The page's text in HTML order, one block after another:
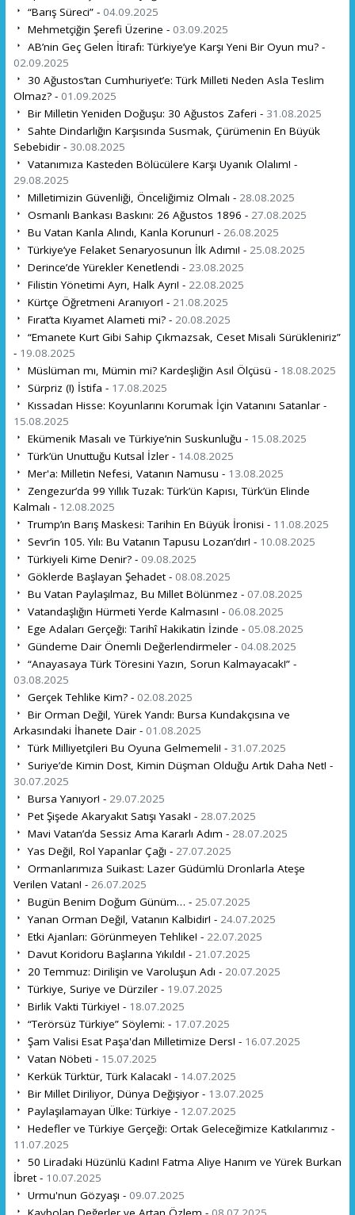
“Barış Süreci” - 04.09.2025
Mehmetçiğin Şerefi Üzerine - 03.09.2025
AB’nin Geç Gelen İtirafı: Türkiye’ye Karşı Yeni Bir Oyun mu? -
02.09.2025
30 Ağustos’tan Cumhuriyet’e: Türk Milleti Neden Asla Teslim
Olmaz? - 01.09.2025
Bir Milletin Yeniden Doğuşu: 30 Ağustos Zaferi - 31.08.2025
Sahte Dindarlığın Karşısında Susmak, Çürümenin En Büyük
Sebebidir - 30.08.2025
Vatanımıza Kasteden Bölücülere Karşı Uyanık Olalım! -
29.08.2025
Milletimizin Güvenliği, Önceliğimiz Olmalı - 28.08.2025
Osmanlı Bankası Baskını: 26 Ağustos 1896 - 27.08.2025
Bu Vatan Kanla Alındı, Kanla Korunur! - 26.08.2025
Türkiye’ye Felaket Senaryosunun İlk Adımı! - 25.08.2025
Derince’de Yürekler Kenetlendi - 23.08.2025
Filistin Yönetimi Ayrı, Halk Ayrı! - 22.08.2025
Kürtçe Öğretmeni Aranıyor! - 21.08.2025
Fırat’ta Kıyamet Alameti mi? - 20.08.2025
“Emanete Kurt Gibi Sahip Çıkmazsak, Ceset Misali Sürükleniriz”
- 19.08.2025
Müslüman mı, Mümin mi? Kardeşliğin Asıl Ölçüsü - 18.08.2025
Sürpriz (!) İstifa - 17.08.2025
Kıssadan Hisse: Koyunlarını Korumak İçin Vatanını Satanlar -
15.08.2025
Ekümenik Masalı ve Türkiye’nin Suskunluğu - 15.08.2025
Türk’ün Unuttuğu Kutsal İzler - 14.08.2025
Mer'a: Milletin Nefesi, Vatanın Namusu - 13.08.2025
Zengezur’da 99 Yıllık Tuzak: Türk’ün Kapısı, Türk’ün Elinde
Kalmalı - 12.08.2025
Trump’ın Barış Maskesi: Tarihin En Büyük İronisi - 11.08.2025
Sevr’in 105. Yılı: Bu Vatanın Tapusu Lozan’dır! - 10.08.2025
Türkiyeli Kime Denir? - 09.08.2025
Göklerde Başlayan Şehadet - 08.08.2025
Bu Vatan Paylaşılmaz, Bu Millet Bölünmez - 07.08.2025
Vatandaşlığın Hürmeti Yerde Kalmasın! - 06.08.2025
Ege Adaları Gerçeği: Tarihî Hakikatin İzinde - 05.08.2025
Gündeme Dair Önemli Değerlendirmeler - 04.08.2025
“Anayasaya Türk Töresini Yazın, Sorun Kalmayacak!” -
03.08.2025
Gerçek Tehlike Kim? - 02.08.2025
Bir Orman Değil, Yürek Yandı: Bursa Kundakçısına ve
Arkasındaki İhanete Dair - 01.08.2025
Türk Milliyetçileri Bu Oyuna Gelmemeli! - 31.07.2025
Suriye’de Kimin Dost, Kimin Düşman Olduğu Artık Daha Net! -
30.07.2025
Bursa Yanıyor! - 29.07.2025
Pet Şişede Akaryakıt Satışı Yasak! - 28.07.2025
Mavi Vatan’da Sessiz Ama Kararlı Adım - 28.07.2025
Yas Değil, Rol Yapanlar Çağı - 27.07.2025
Ormanlarımıza Suikast: Lazer Güdümlü Dronlarla Ateşe
Verilen Vatan! - 26.07.2025
Bugün Benim Doğum Günüm… - 25.07.2025
Yanan Orman Değil, Vatanın Kalbidir! - 24.07.2025
Etki Ajanları: Görünmeyen Tehlike! - 22.07.2025
Davut Koridoru Başlarına Yıkıldı! - 21.07.2025
20 Temmuz: Dirilişin ve Varoluşun Adı - 20.07.2025
Türkiye, Suriye ve Dürziler - 19.07.2025
Birlik Vakti Türkiye! - 18.07.2025
“Terörsüz Türkiye” Söylemi: - 17.07.2025
Şam Valisi Esat Paşa'dan Milletimize Ders! - 16.07.2025
Vatan Nöbeti - 15.07.2025
Kerkük Türktür, Türk Kalacak! - 14.07.2025
Bir Millet Diriliyor, Dünya Değişiyor - 13.07.2025
Paylaşılamayan Ülke: Türkiye - 12.07.2025
Hedefler ve Türkiye Gerçeği: Ortak Geleceğimize Katkılarımız -
11.07.2025
50 Liradaki Hüzünlü Kadın! Fatma Aliye Hanım ve Yürek Burkan
İbret - 10.07.2025
Urmu'nun Gözyaşı - 09.07.2025